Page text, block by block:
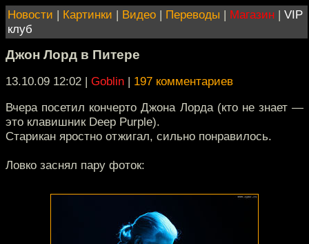
Новости | Картинки | Видео | Переводы | Магазин | VIP
клуб
Джон Лорд в Питере
13.10.09 12:02 | Goblin | 197 комментариев
Вчера посетил кончерто Джона Лорда (кто не знает —
это клавишник Deep Purple).
Старикан яростно отжигал, сильно понравилось.
Ловко заснял пару фоток: